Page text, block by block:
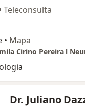
Teleconsulta
• Mapa
Dr. Juliano